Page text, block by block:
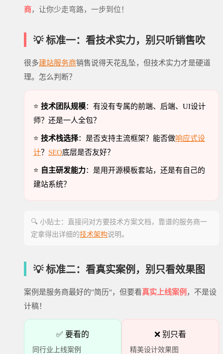
商，让你少走弯路，一步到位！
💡 标准一：看技术实力，别只听销售吹
很多建站服务商销售说得天花乱坠，但技术实力才是硬道
理。怎么判断？
⭐ 技术团队规模：有没有专属的前端、后端、UI设计
师？还是一人全包？
⭐ 技术栈选择：是否支持主流框架？能否做响应式设
计？ SEO底层是否友好？
⭐ 自主研发能力：是用开源模板套站，还是有自己的
建站系统？
🔍 小贴士：直接问对方要技术方案文档，靠谱的服务商一
定拿得出详细的技术架构说明。
💡 标准二：看真实案例，别只看效果图
案例是服务商最好的"简历"，但要看真实上线案例 ，不是设
计稿！
✅ 要看的
同行业上线案例
❌ 别只看
精美设计效果图